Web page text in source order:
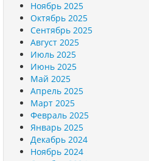
Ноябрь 2025
Октябрь 2025
Сентябрь 2025
Август 2025
Июль 2025
Июнь 2025
Май 2025
Апрель 2025
Март 2025
Февраль 2025
Январь 2025
Декабрь 2024
Ноябрь 2024